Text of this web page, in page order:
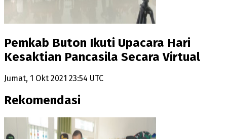
Pemkab Buton Ikuti Upacara Hari
Kesaktian Pancasila Secara Virtual
Jumat, 1 Okt 2021 23:54 UTC
Rekomendasi